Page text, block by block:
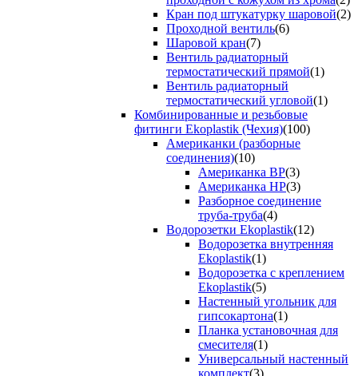
Кран под штукатурку шаровой(2)
Проходной вентиль(6)
Шаровой кран(7)
Вентиль радиаторный
термостатический прямой(1)
Вентиль радиаторный
термостатический угловой(1)
Комбинированные и резьбовые
фитинги Ekoplastik (Чехия)(100)
Американки (разборные
соединения)(10)
Американка ВР(3)
Американка НР(3)
Разборное соединение
труба-труба(4)
Водорозетки Ekoplastik(12)
Водорозетка внутренняя
Ekoplastik(1)
Водорозетка с креплением
Ekoplastik(5)
Настенный угольник для
гипсокартона(1)
Планка установочная для
смесителя(1)
Универсальный настенный